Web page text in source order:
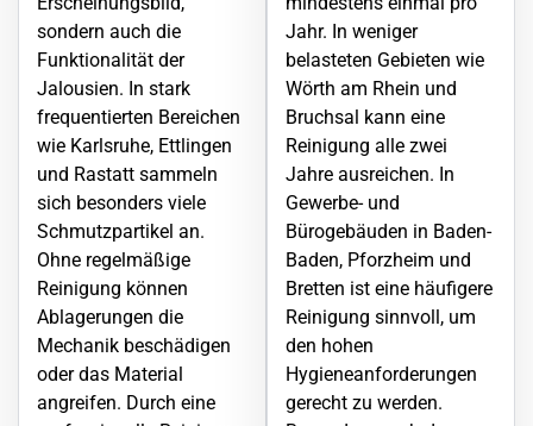
sondern auch die
Funktionalität der
Jalousien. In stark
frequentierten Bereichen
wie Karlsruhe, Ettlingen
und Rastatt sammeln
sich besonders viele
Schmutzpartikel an.
Ohne regelmäßige
Reinigung können
Ablagerungen die
Mechanik beschädigen
oder das Material
angreifen. Durch eine
Jahr. In weniger
belasteten Gebieten wie
Wörth am Rhein und
Bruchsal kann eine
Reinigung alle zwei
Jahre ausreichen. In
Gewerbe- und
Bürogebäuden in Baden-
Baden, Pforzheim und
Bretten ist eine häufigere
Reinigung sinnvoll, um
den hohen
Hygieneanforderungen
gerecht zu werden.